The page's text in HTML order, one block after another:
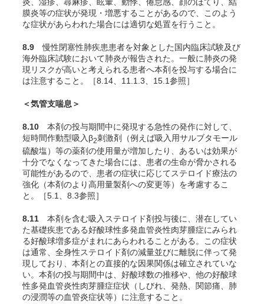
炎、湿疹、蕁麻疹、眩暈、動悸、倦怠感、顔のほてり、結
膜炎等の症状が発現・増悪することがあるので、このよう
な症状があらわれた場合には適切な処置を行うこと。
8.9 慢性閉塞性肺疾患患者を対象とした国内臨床試験及び
海外臨床試験において肺炎が報告された。一般に肺炎の発
現リスクが高いと考えられる患者へ本剤を投与する場合に
は注意すること。［8.14、11.1.3、15.1参照］
＜気管支喘息＞
8.10 本剤の投与期間中に発現する急性の発作に対して、
短時間作動型吸入β2刺激剤（例えば吸入用サルブタモール
硫酸塩）等の薬剤の使用量が増加したり、あるいは効果が
十分でなくなってきた場合には、患者の生命が脅かされる
可能性があるので、患者の症状に応じてステロイド療法の
強化（本剤のより高用量製剤への変更等）を考慮するこ
と。［5.1、8.3参照］
8.11 本剤を含む吸入ステロイド剤投与後に、潜在してい
た基礎疾患である好酸球性多発血管炎性肉芽腫症にみられ
る好酸球増多症がまれにあらわれることがある。この症状
は通常、全身性ステロイド剤の減量並びに離脱に伴って発
現しており、本剤との直接的な因果関係は確立されていな
い。本剤の投与期間中は、好酸球数の推移や、他の好酸球
性多発血管炎性肉芽腫症症状（しびれ、発熱、関節痛、肺
の浸潤等の血管炎症状等）に注意すること。